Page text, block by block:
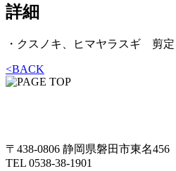
詳細
・クスノキ、ヒマヤラスギ 剪定
<BACK
〒438-0806 静岡県磐田市東名456
TEL 0538-38-1901